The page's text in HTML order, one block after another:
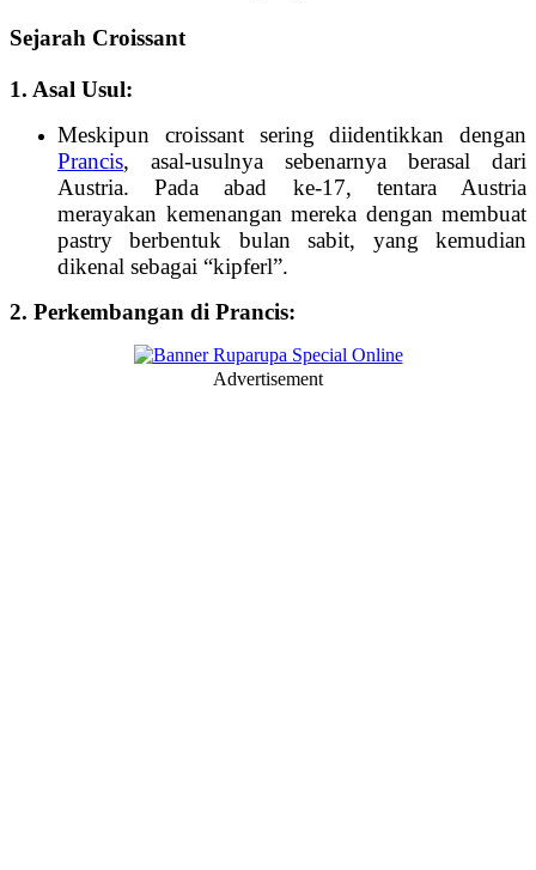
Sejarah Croissant
1. Asal Usul:
Meskipun croissant sering diidentikkan dengan
Prancis, asal-usulnya sebenarnya berasal dari
Austria. Pada abad ke-17, tentara Austria
merayakan kemenangan mereka dengan membuat
pastry berbentuk bulan sabit, yang kemudian
dikenal sebagai “kipferl”.
2. Perkembangan di Prancis:
Advertisement